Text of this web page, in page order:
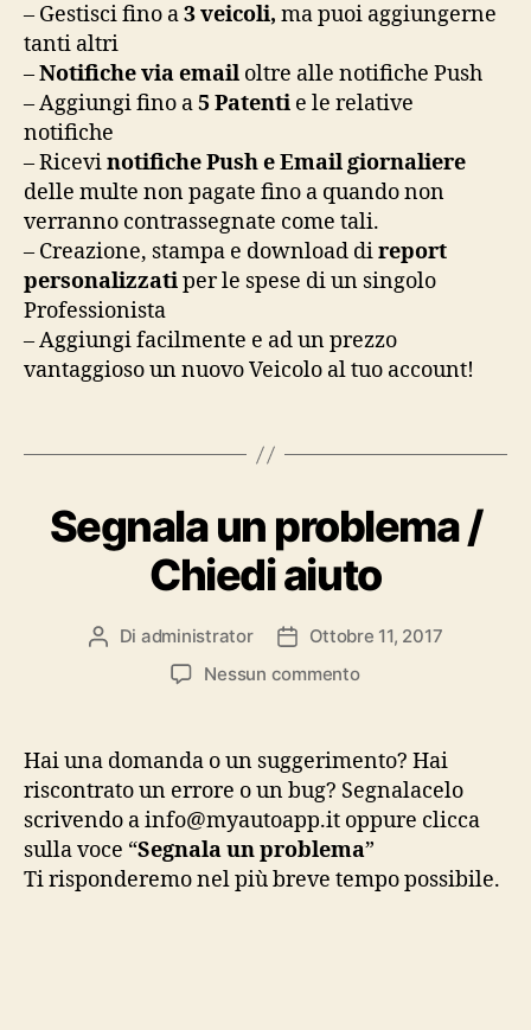
– Gestiscifino a3 veicoli, ma puoi aggiungerne
tanti altri
–Notifiche via email oltre alle notifiche Push
– Aggiungi fino a5 Patenti e le relative
notifiche
– Ricevinotifiche Push e Email giornaliere
delle multe non pagate fino a quando non
verranno contrassegnate come tali.
– Creazione, stampa e download direport
personalizzatiper le spese di un singolo
Professionista
– Aggiungi facilmente e ad un prezzo
vantaggioso un nuovo Veicolo al tuo account!
Segnala un problema /
Chiedi aiuto
Autore
Di administrator
Data
dell'articolo
Ottobre 11, 2017
Nessun commentosu
problema
Chiedi
aiuto
Hai una domanda o un suggerimento? Hai
riscontrato un errore o un bug? Segnalacelo
scrivendo a info@myautoapp.it oppure clicca
sulla voce “Segnala un problema”
Ti risponderemo nel più breve tempo possibile.